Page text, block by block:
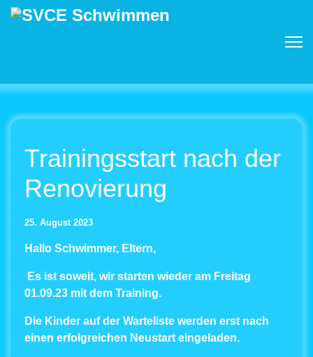
Trainingsstart nach der
Renovierung
25. August 2023
Hallo Schwimmer, Eltern,
Es ist soweit, wir starten wieder am Freitag
01.09.23 mit dem Training.
Die Kinder auf der Warteliste werden erst nach
einen erfolgreichen Neustart eingeladen.